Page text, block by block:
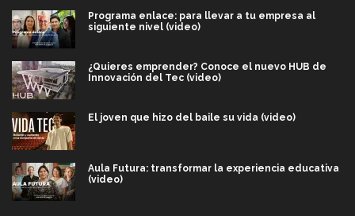
Programa enlace: para llevar a tu empresa al
siguiente nivel (video)
¿Quieres emprender? Conoce el nuevo HUB de
Innovación del Tec (video)
El joven que hizo del baile su vida (video)
Aula Futura: transformar la experiencia educativa
(video)